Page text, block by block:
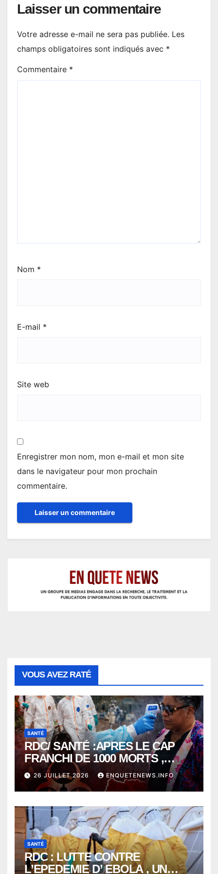
Laisser un commentaire
Votre adresse e-mail ne sera pas publiée. Les
champs obligatoires sont indiqués avec *
Commentaire *
Nom *
E-mail *
Site web
Enregistrer mon nom, mon e-mail et mon site
dans le navigateur pour mon prochain
commentaire.
VOUS AVEZ RATÉ
SANTÉ
RDC/ SANTÉ :APRES LE CAP
FRANCHI DE 1000 MORTS ,
EBOLA BAT SON RECORD AVEC
PLUS DE 400 DÉCÈS EN
SEULEMENT UNE SEMAINE
26 JUILLET 2026 ENQUETENEWS.INFO
SANTÉ
RDC : LUTTE CONTRE
L’EPEDEMIE D’ EBOLA , UN